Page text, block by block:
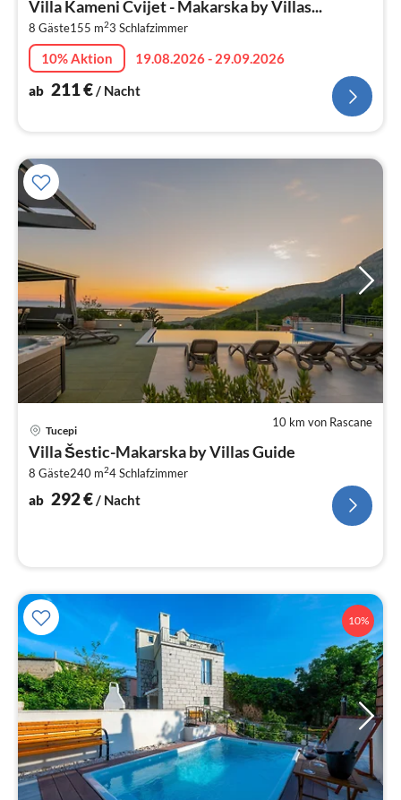
Villa Kameni Cvijet - Makarska by Villas...
8 Gäste155 m23 Schlafzimmer
10% Aktion
19.08.2026 - 29.09.2026
ab 211€/ Nacht
10 km von Rascane
Tucepi
Villa Šestic-Makarska by Villas Guide
8 Gäste240 m24Schlafzimmer
ab 292€ / Nacht
10%